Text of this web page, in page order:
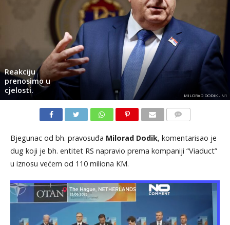
Reakciju
prenosimo u
cjelosti.
MILORAD DODIK - N1
Bjegunac od bh. pravosuđa Milorad Dodik, komentarisao je
dug koji je bh. entitet RS napravio prema kompaniji “Viaduct”
u iznosu većem od 110 miliona KM.